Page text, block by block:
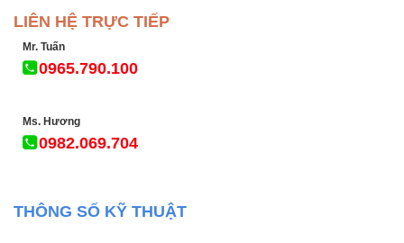
LIÊN HỆ TRỰC TIẾP
Mr. Tuấn
0965.790.100
Ms. Hương
0982.069.704
THÔNG SỐ KỸ THUẬT